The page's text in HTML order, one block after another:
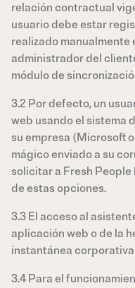
relación contractual
usuario debe estar
realizado manualmente
administrador del
módulo de
3.2 Por defecto, un
web usando el sistema
su empresa (Microsoft
mágico enviado a su
solicitar a Fresh
de estas opciones.
3.3 El acceso al
aplicación web o de la
instantánea
3.4 Para el